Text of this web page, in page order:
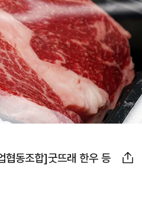
동조합]굿뜨래 한우 등